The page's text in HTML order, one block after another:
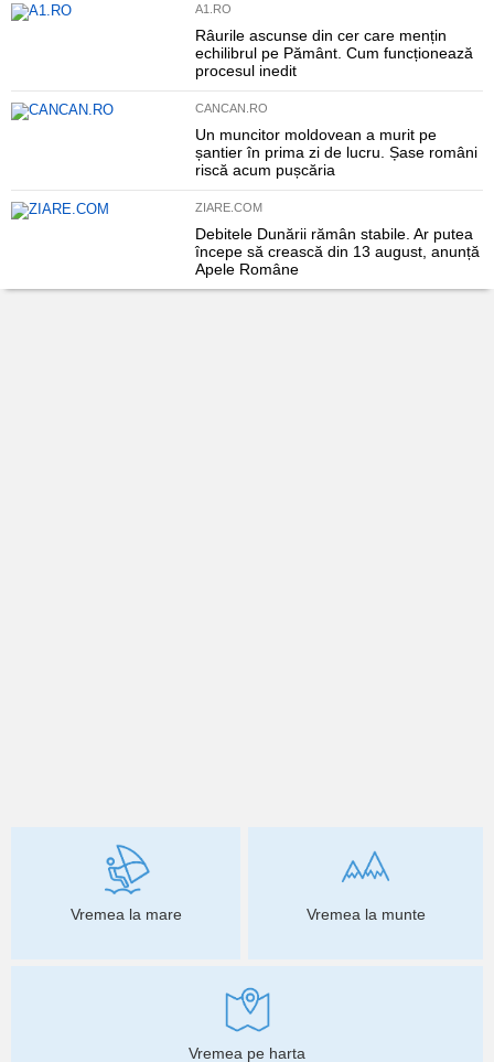
A1.RO
Râurile ascunse din cer care mențin
echilibrul pe Pământ. Cum funcționează
procesul inedit
CANCAN.RO
Un muncitor moldovean a murit pe
șantier în prima zi de lucru. Șase români
riscă acum pușcăria
ZIARE.COM
Debitele Dunării rămân stabile. Ar putea
începe să crească din 13 august, anunță
Apele Române
Vremea la mare Vremea la munte
Vremea pe harta